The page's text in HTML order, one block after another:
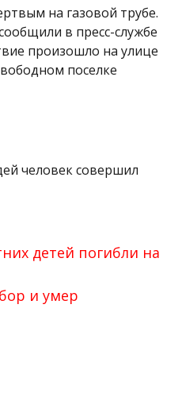
на газовой трубе.
в пресс-службе
произошло на улице
поселке
человек совершил
детей погибли на
и умер